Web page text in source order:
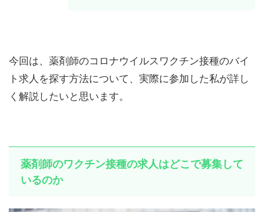
今回は、薬剤師のコロナウイルスワクチン接種のバイ
ト求人を探す方法について、実際に参加した私が詳し
く解説したいと思います。
薬剤師のワクチン接種の求人はどこで募集して
いるのか